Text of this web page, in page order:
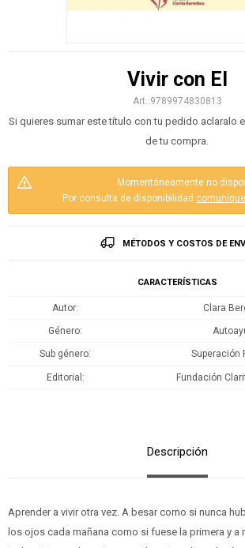
Vivir con El
9789974830813
Si quieres sumar este título con tu pedido aclaralo
de tu compra.
Momentáneamente no
Por consulta de disponibilidad
MÉTODOS Y COSTOS DE
CARACTERÍSTICAS
Autor Clara
Género
Sub género Superación
Editorial Fundación
Descripción
Aprender a vivir otra vez. A besar como si nunca
los ojos cada mañana como si fuese la primera y a